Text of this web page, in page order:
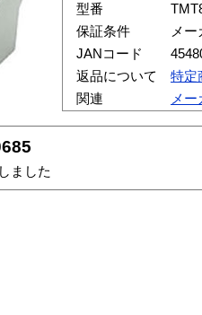
型番
保証条件
メ
JANコード
返品について
特定
関連
メ
ました